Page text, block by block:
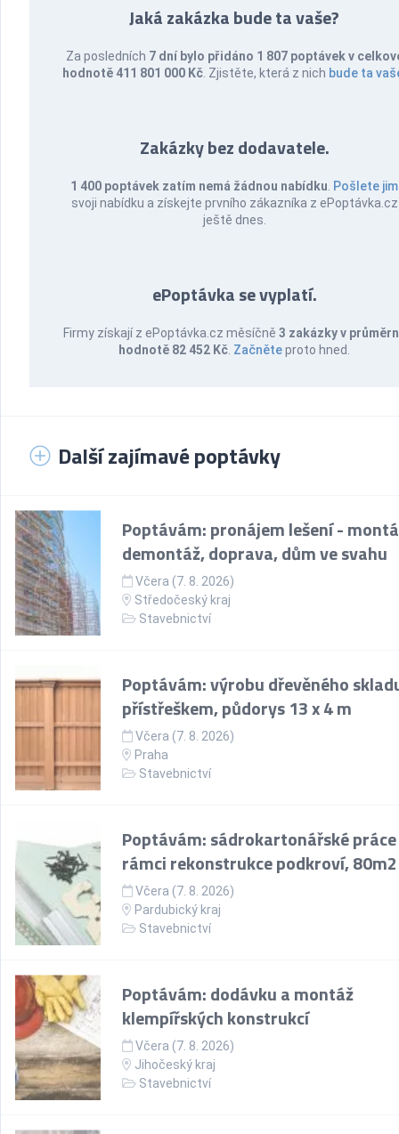
Jaká zakázka bude ta vaše?
Za posledních 7 dní bylo přidáno 1 807 poptávek v
hodnotě 411 801 000 Kč . Zjistěte, která z nich bude ta
Zakázky bez dodavatele.
1 400 poptávek zatím nemá žádnou nabídku Pošlete jim
svoji nabídku a získejte prvního zákazníka z ePoptávka.cz
ještě dnes.
ePoptávka se vyplatí.
Firmy získají z ePoptávka.cz měsíčně 3 zakázky v
hodnotě 82 452 Kč Začněteproto hned.
Další zajímavé poptávky
Poptávám: pronájem lešení -
demontáž, doprava, dům ve svahu
Včera (7. 8. 2026)
Středočeský kraj
Stavebnictví
Poptávám: výrobu dřevěného
přístřeškem, půdorys 13 x 4 m
Včera (7. 8. 2026)
Praha
Stavebnictví
Poptávám: sádrokartonářské
rámci rekonstrukce podkroví, 80m2
Včera (7. 8. 2026)
Pardubický kraj
Stavebnictví
Poptávám: dodávku a montáž
klempířských konstrukcí
Včera (7. 8. 2026)
Jihočeský kraj
Stavebnictví